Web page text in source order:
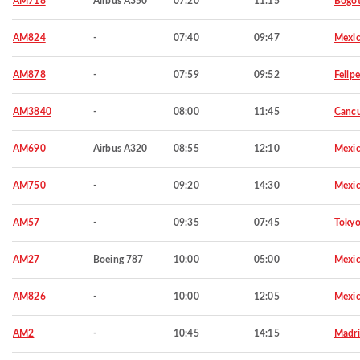
AM824 - 07:40 09:47
AM878 - 07:59 09:52
AM3840 - 08:00 11:45
AM690 Airbus A320 08:55 12:10
AM750 - 09:20 14:30
AM57 - 09:35 07:45 Tokyo
AM27 Boeing 787 10:00 05:00
AM826 - 10:00 12:05
AM2 - 10:45 14:15